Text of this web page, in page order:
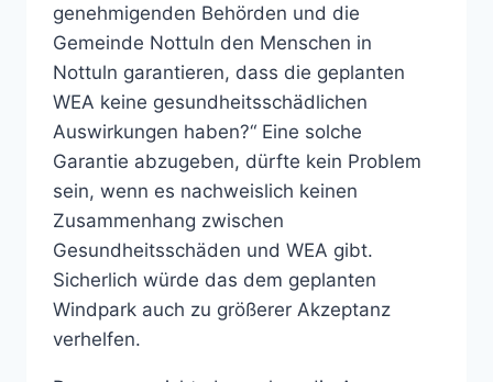
genehmigenden Behörden und die
Gemeinde Nottuln den Menschen in
Nottuln garantieren, dass die geplanten
WEA keine gesundheitsschädlichen
Auswirkungen haben?“ Eine solche
Garantie abzugeben, dürfte kein Problem
sein, wenn es nachweislich keinen
Zusammenhang zwischen
Gesundheitsschäden und WEA gibt.
Sicherlich würde das dem geplanten
Windpark auch zu größerer Akzeptanz
verhelfen.